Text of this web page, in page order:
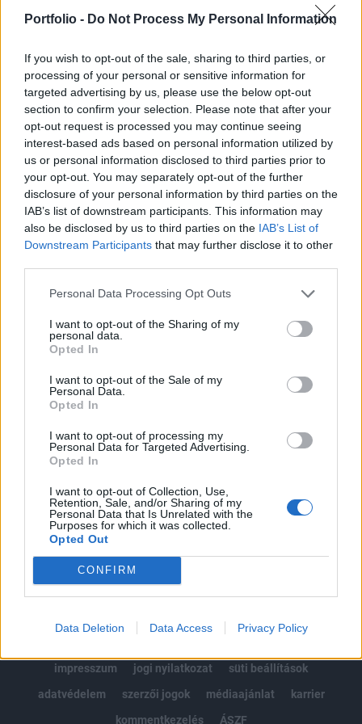
Portfolio - Do Not Process My Personal Information
If you wish to opt-out of the sale, sharing to third parties, or
processing of your personal or sensitive information for
targeted advertising by us, please use the below opt-out
section to confirm your selection. Please note that after your
opt-out request is processed you may continue seeing
interest-based ads based on personal information utilized by
us or personal information disclosed to third parties prior to
your opt-out. You may separately opt-out of the further
disclosure of your personal information by third parties on the
IAB’s list of downstream participants. This information may
also be disclosed by us to third parties on the IAB’s List of
Downstream Participants that may further disclose it to other
Personal Data Processing Opt Outs
I want to opt-out of the Sharing of my
personal data.
Opted In
I want to opt-out of the Sale of my
Personal Data.
Opted In
I want to opt-out of processing my
Personal Data for Targeted Advertising.
Opted In
I want to opt-out of Collection, Use,
Retention, Sale, and/or Sharing of my
Personal Data that Is Unrelated with the
Purposes for which it was collected.
Opted Out
CONFIRM
Data Deletion Data Access Privacy Policy
nem tudja őket elfogadni – jelentette ki Szergej
Novosztyi cikke szerint.
Komolyan vesszük az amerikai modelleket és megoldási
javaslatokat, de nem tudjuk őket jelenlegi formájukban
elfogadni” – fogalmazott az orosz vezető. Rjabkov azt
kifogásolta, hogy szerinte, ha Oroszország elfogadja a
tűzszüneti javaslatot, nem következik belőle az orosz-ukrán
háború kiváltó okainak megszüntetése. Moszkvának pedig
továbbra is ez a fő célja. Az orosz politikus...
KEDVES OLVASÓNK!
A keresett cikk a portfolio.hu hírarchívumához
regisztrációhoz kötött.
Az előfizetés a következőket tartalmazza:
Portfolio.hu teljes cikkarchívum
Kötéslisták: BÉT elmúlt 2 év napon belüli
Előfizetés
MÁR ELŐFIZETŐNK VAGY?BEJELENTKEZÉS
impresszum
jogi nyilatkozat
süti beállítások
adatvédelem
szerzői jogok médiaajánlat
karrier
kommentkezelés
ÁSZF